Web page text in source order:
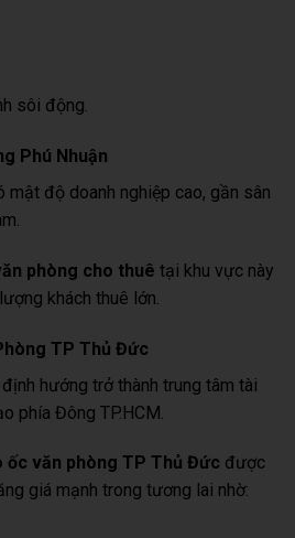
sôi động.
Phú Nhuận
mật độ doanh nghiệp cao, gần sân
phòng cho thuê tại khu vực này
khách thuê lớn.
TP Thủ Đức
hướng trở thành trung tâm tài
phía Đông TP.HCM.
ốc văn phòng TP Thủ Đức được
giá mạnh trong tương lai nhờ: